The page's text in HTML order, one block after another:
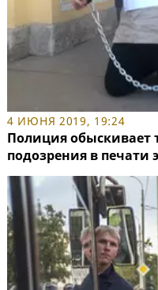
4 ИЮНЯ 2019, 19:24
Полиция обыскивает
подозрения в печати